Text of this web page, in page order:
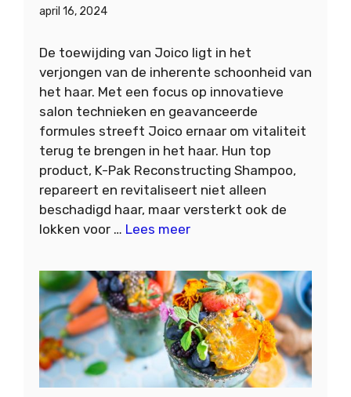
april 16, 2024
De toewijding van Joico ligt in het
verjongen van de inherente schoonheid van
het haar. Met een focus op innovatieve
salon technieken en geavanceerde
formules streeft Joico ernaar om vitaliteit
terug te brengen in het haar. Hun top
product, K-Pak Reconstructing Shampoo,
repareert en revitaliseert niet alleen
beschadigd haar, maar versterkt ook de
lokken voor … Lees meer